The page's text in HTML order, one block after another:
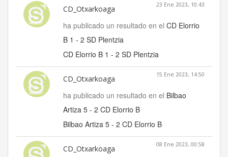
CD_Otxarkoaga 23 Ene 2023, 10:43
ha publicado un resultado en el CD Elorrio
B 1 - 2 SD Plentzia
CD Elorrio B 1 - 2 SD Plentzia
CD_Otxarkoaga 15 Ene 2023, 14:50
ha publicado un resultado en el Bilbao
Artiza 5 - 2 CD Elorrio B
Bilbao Artiza 5 - 2 CD Elorrio B
CD_Otxarkoaga 08 Ene 2023, 00:58